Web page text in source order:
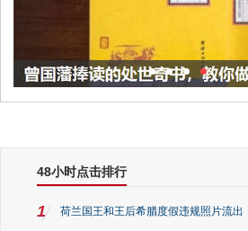
1 2 3
48小时点击排行
1 荷兰国王和王后希腊度假违规照片流出